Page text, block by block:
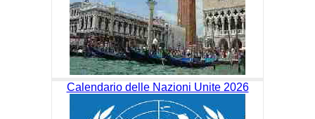
Calendario delle Nazioni Unite 2026